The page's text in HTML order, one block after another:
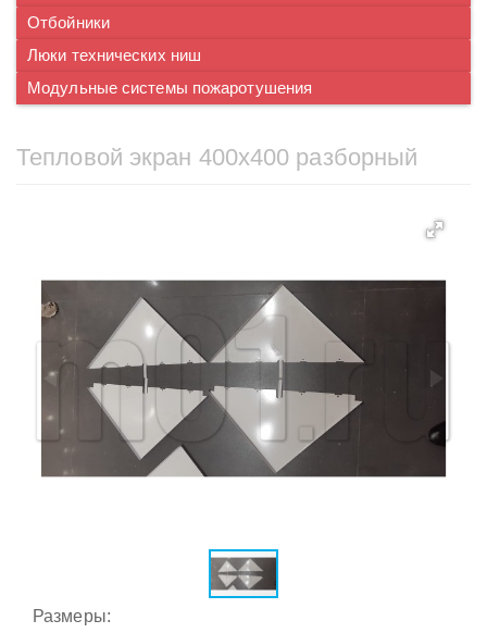
Отбойники
Люки технических ниш
Модульные системы пожаротушения
Тепловой экран 400х400 разборный
Размеры: